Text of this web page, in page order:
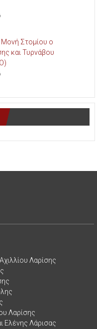
Μονή Στομίου ο
και Τυρνάβου
Λαρίσης
Λαρίσης
Ελένης Λάρισας